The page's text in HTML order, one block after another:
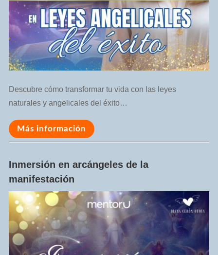
Descubre cómo transformar tu vida con las leyes
naturales y angelicales del éxito…
Más información
Inmersión en arcángeles de la
manifestación